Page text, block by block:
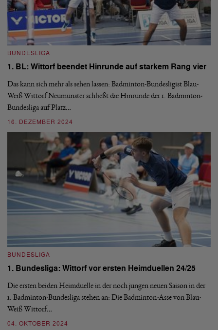
BUNDESLIGA
1. BL: Wittorf beendet Hinrunde auf starkem Rang vier
Das kann sich mehr als sehen lassen: Badminton-Bundesligist Blau-
Weiß Wittorf Neumünster schließt die Hinrunde der 1. Badminton-
Bundesliga auf Platz…
16. DEZEMBER 2024
BUNDESLIGA
1. Bundesliga: Wittorf vor ersten Heimduellen 24/25
Die ersten beiden Heimduelle in der noch jungen neuen Saison in der
1. Badminton-Bundesliga stehen an: Die Badminton-Asse von Blau-
Weiß Wittorf…
04. OKTOBER 2024